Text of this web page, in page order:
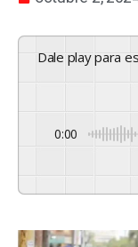
Dale play para
0:00